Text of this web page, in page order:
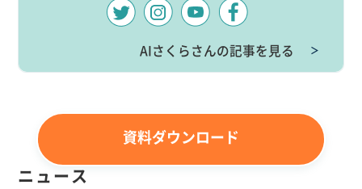
AIさくらさんの記事を見る ＞
資料ダウンロード
ニュース